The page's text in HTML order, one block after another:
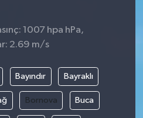
1007 hpa hPa,
2.69 m/s
Bayındır Bayraklı
Bornova Buca
LEZZETLERİ